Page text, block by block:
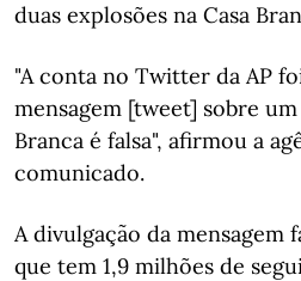
duas explosões na Casa
"A conta no Twitter da AP
mensagem [tweet] sobre
Branca é falsa", afirmou a
comunicado.
A divulgação da mensagem
que tem 1,9 milhões de